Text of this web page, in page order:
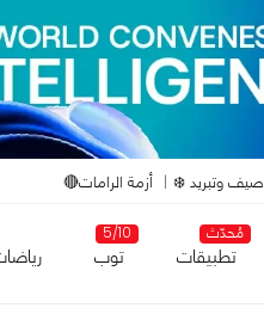
صيف وتبريد ❄️ أزمة الرامات🔴
مُحدّث
تطبيقات
5/10
توب